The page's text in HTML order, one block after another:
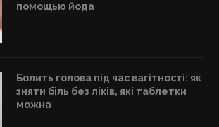
помощью йода
Болить голова під час вагітності: як
зняти біль без ліків, які таблетки
можна